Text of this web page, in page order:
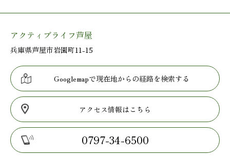
アクティブライフ芦屋
兵庫県芦屋市岩園町11-15
Googlemapで現在地からの経路を検索する
アクセス情報はこちら
0797-34-6500